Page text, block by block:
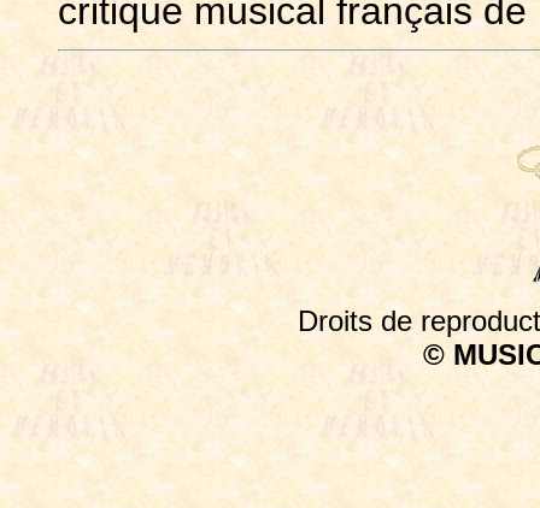
critique musical français de
Droits de
©